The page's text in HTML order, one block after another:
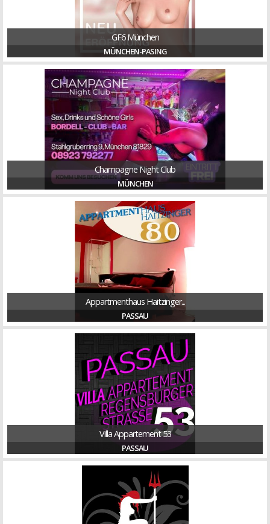
GF6 München
MÜNCHEN-PASING
Champagne Night Club
MÜNCHEN
Appartmenthaus Haitzinger...
PASSAU
Villa Appartement 53
PASSAU